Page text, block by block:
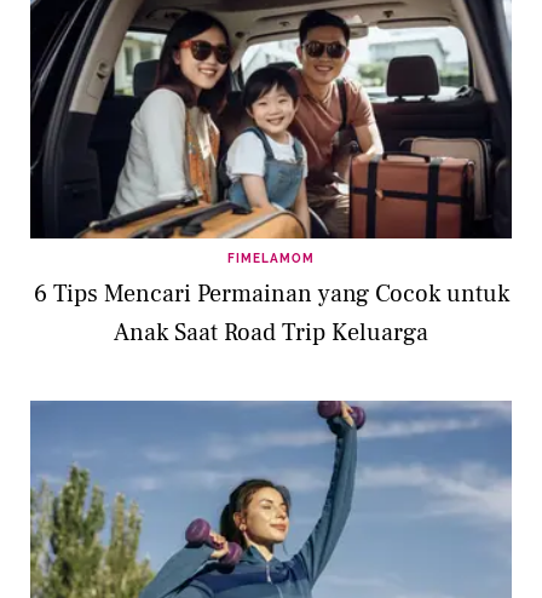
FIMELAMOM
6 Tips Mencari Permainan yang Cocok untuk
Anak Saat Road Trip Keluarga